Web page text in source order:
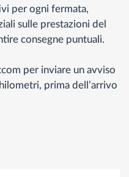
per ogni fermata,
sulle prestazioni del
consegne puntuali.
per inviare un avviso
prima dell’arrivo